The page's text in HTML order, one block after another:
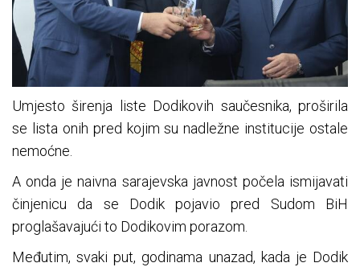
Umjesto širenja liste Dodikovih saučesnika, proširila
se lista onih pred kojim su nadležne institucije ostale
nemoćne.
A onda je naivna sarajevska javnost počela ismijavati
činjenicu da se Dodik pojavio pred Sudom BiH
proglašavajući to Dodikovim porazom.
Međutim, svaki put, godinama unazad, kada je Dodik